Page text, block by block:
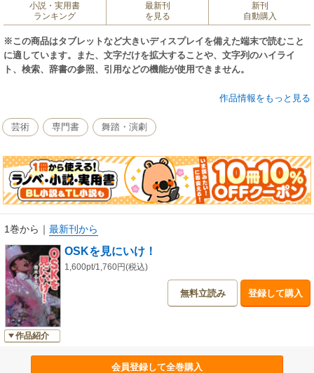
小説・実用書
ランキング
最新刊
を見る
新刊
自動購入
※この商品はタブレットなど大きいディスプレイを備えた端末で読むこと
に適しています。また、文字だけを拡大することや、文字列のハイライ
ト、検索、辞書の参照、引用などの機能が使用できません。
不死鳥OSKにハマった感動の日々をつづる「OSKおっかけ日記」を中心に
ブレターの集成。
作品情報をもっと見る
芸術 専門書 舞踏・演劇
1巻から ｜ 最新刊から
作品紹介
OSKを見にいけ！
1,600pt/1,760円(税込)
無料立読み 登録して購入
会員登録して全巻購入